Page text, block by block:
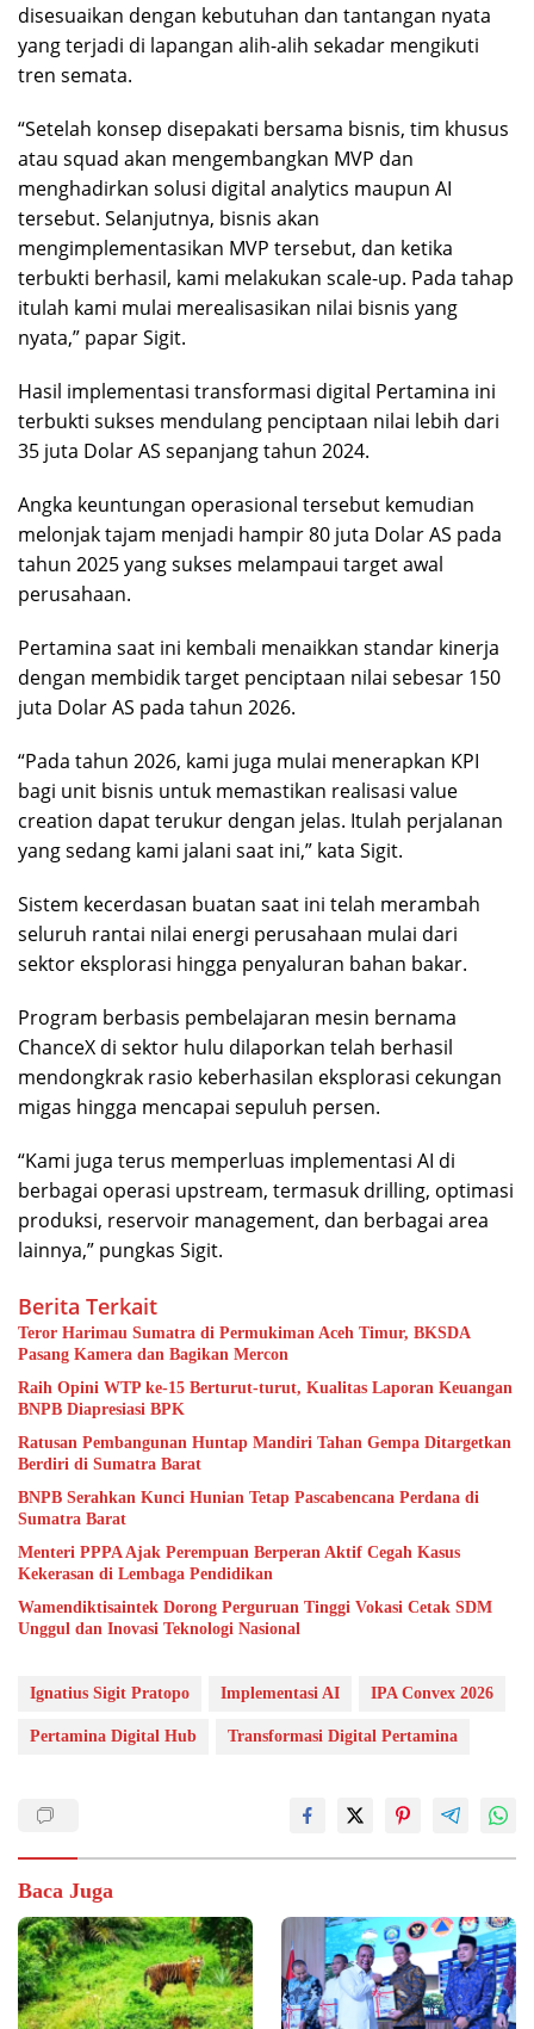
disesuaikan dengan kebutuhan dan tantangan nyata
yang terjadi di lapangan alih-alih sekadar mengikuti
tren semata.
“Setelah konsep disepakati bersama bisnis, tim khusus
atau squad akan mengembangkan MVP dan
menghadirkan solusi digital analytics maupun AI
tersebut. Selanjutnya, bisnis akan
mengimplementasikan MVP tersebut, dan ketika
terbukti berhasil, kami melakukan scale-up. Pada tahap
itulah kami mulai merealisasikan nilai bisnis yang
nyata,” papar Sigit.
Hasil implementasi transformasi digital Pertamina ini
terbukti sukses mendulang penciptaan nilai lebih dari
35 juta Dolar AS sepanjang tahun 2024.
Angka keuntungan operasional tersebut kemudian
melonjak tajam menjadi hampir 80 juta Dolar AS pada
tahun 2025 yang sukses melampaui target awal
perusahaan.
Pertamina saat ini kembali menaikkan standar kinerja
dengan membidik target penciptaan nilai sebesar 150
juta Dolar AS pada tahun 2026.
“Pada tahun 2026, kami juga mulai menerapkan KPI
bagi unit bisnis untuk memastikan realisasi value
creation dapat terukur dengan jelas. Itulah perjalanan
yang sedang kami jalani saat ini,” kata Sigit.
Sistem kecerdasan buatan saat ini telah merambah
seluruh rantai nilai energi perusahaan mulai dari
sektor eksplorasi hingga penyaluran bahan bakar.
Program berbasis pembelajaran mesin bernama
ChanceX di sektor hulu dilaporkan telah berhasil
mendongkrak rasio keberhasilan eksplorasi cekungan
migas hingga mencapai sepuluh persen.
“Kami juga terus memperluas implementasi AI di
berbagai operasi upstream, termasuk drilling, optimasi
produksi, reservoir management, dan berbagai area
lainnya,” pungkas Sigit.
Berita Terkait
Teror Harimau Sumatra di Permukiman Aceh Timur, BKSDA
Pasang Kamera dan Bagikan Mercon
Raih Opini WTP ke-15 Berturut-turut, Kualitas Laporan Keuangan
BNPB Diapresiasi BPK
Ratusan Pembangunan Huntap Mandiri Tahan Gempa Ditargetkan
Berdiri di Sumatra Barat
BNPB Serahkan Kunci Hunian Tetap Pascabencana Perdana di
Sumatra Barat
Menteri PPPA Ajak Perempuan Berperan Aktif Cegah Kasus
Kekerasan di Lembaga Pendidikan
Wamendiktisaintek Dorong Perguruan Tinggi Vokasi Cetak SDM
Unggul dan Inovasi Teknologi Nasional
Ignatius Sigit Pratopo Implementasi AI IPA Convex 2026
Pertamina Digital Hub Transformasi Digital Pertamina
Baca Juga